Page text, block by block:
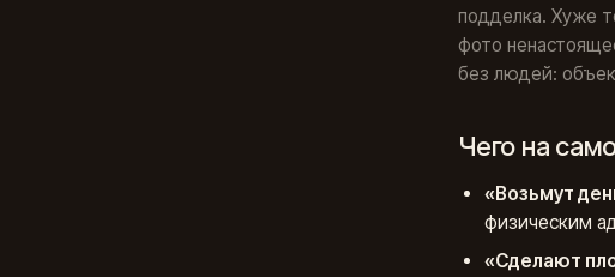
подделка. Хуже
фото
без людей:
Чего на
«Возьмут
физическим
«Сделают